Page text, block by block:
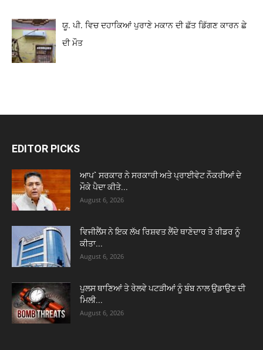
ਯੂ. ਪੀ. ਵਿਚ ਦਹਾਕਿਆਂ ਪੁਰਾਣੇ ਮਕਾਨ ਦੀ ਛੱਤ ਡਿੱਗਣ ਕਾਰਨ ਛੇ
ਦੀ ਮੌਤ
EDITOR PICKS
ਆਪ` ਸਰਕਾਰ ਨੇ ਸਰਕਾਰੀ ਅਤੇ ਪ੍ਰਾਈਵੇਟ ਨੌਕਰੀਆਂ ਦੇ
ਮੌਕੇ ਪੈਦਾ ਕੀਤੇ...
August 6, 2026
ਵਿਜੀਲੈਂਸ ਨੇ ਇਕ ਲੱਖ ਰਿਸ਼ਵਤ ਲੈਂਦੇ ਥਾਣੇਦਾਰ ਤੇ ਰੀਡਰ ਨੂੰ
ਕੀਤਾ...
August 6, 2026
ਪੁਲਸ ਥਾਣਿਆਂ ਤੇ ਰੇਲਵੇ ਪਟੜੀਆਂ ਨੂੰ ਬੰਬ ਨਾਲ ਉਡਾਉਣ ਦੀ
ਮਿਲੀ...
August 6, 2026